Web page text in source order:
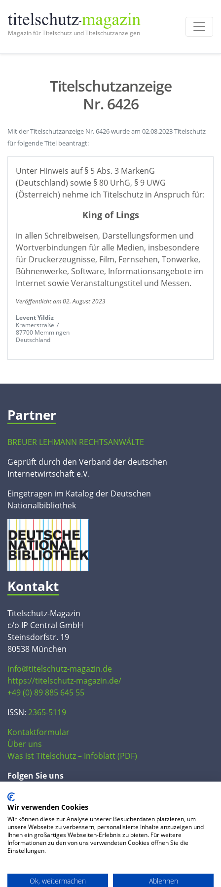
Magazin für Titelschutz und Titelschutzanzeigen
Titelschutzanzeige
Nr. 6426
Mit der Titelschutzanzeige Nr. 6426 wurde am 02.08.2023 Titelschutz
für folgende Titel beantragt:
Unter Hinweis auf § 5 Abs. 3 MarkenG
(Deutschland) sowie § 80 UrhG, § 9 UWG
(Österreich) nehme ich Titelschutz in Anspruch für:
King of Lings
in allen Schreibweisen, Darstellungsformen und
Wortverbindungen für alle Medien, insbesondere
für Druckerzeugnisse, Film, Fernsehen, Tonwerke,
Bühnenwerke, Software, Informationsangebote im
Internet sowie Veranstaltungstitel und Messen.
Veröffentlicht am 02. August 2023
Levent Yildiz
Kramerstraße 7
87700 Memmingen
Deutschland
Partner
BREUER LEHMANN RECHTSANWÄLTE
Geprüft durch den Verband der deutschen
Internetwirtschaft e.V.
Eingetragen im Katalog der Deutschen
Nationalbibliothek
Kontakt
Titelschutz-Magazin
c/o IP Central GmbH
Steinsdorfstr. 19
80538 München
info@titelschutz-magazin.de
https://titelschutz-magazin.de/
+49 (0) 89 885 645 55
ISSN: 2365-5119
Kontaktformular
Über uns
Was ist Titelschutz – Infoblatt (PDF)
Folgen Sie uns
FAQ
Datenschutzerklärung AGB Preise
Wir verwenden Cookies
Wir können diese zur Analyse unserer Besucherdaten platzieren, um
unsere Webseite zu verbessern, personalisierte Inhalte anzuzeigen und
Ihnen ein großartiges Webseiten-Erlebnis zu bieten. Für weitere
Informationen zu den von uns verwendeten Cookies öffnen Sie die
Einstellungen.
Ok, weitermachen Ablehnen